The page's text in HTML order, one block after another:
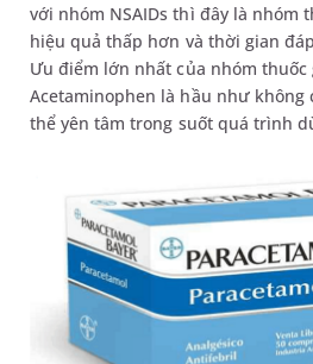
với nhóm NSAIDs thì đây là nhóm
hiệu quả thấp hơn và thời gian
Ưu điểm lớn nhất của nhóm thuốc
Acetaminophen là hầu như không
thể yên tâm trong suốt quá trình